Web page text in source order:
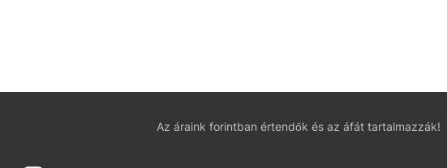
Az áraink forintban értendők és az áfát tartalmazzák!